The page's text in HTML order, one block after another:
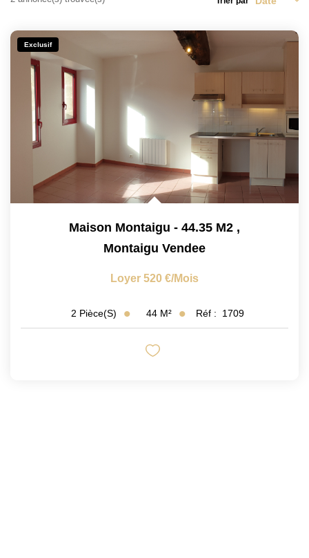
Exclusif
Maison Montaigu - 44.35 M2 ,
Montaigu Vendee
Loyer 520 €/mois
2 Pièce(s) 44 M² Réf : 1709